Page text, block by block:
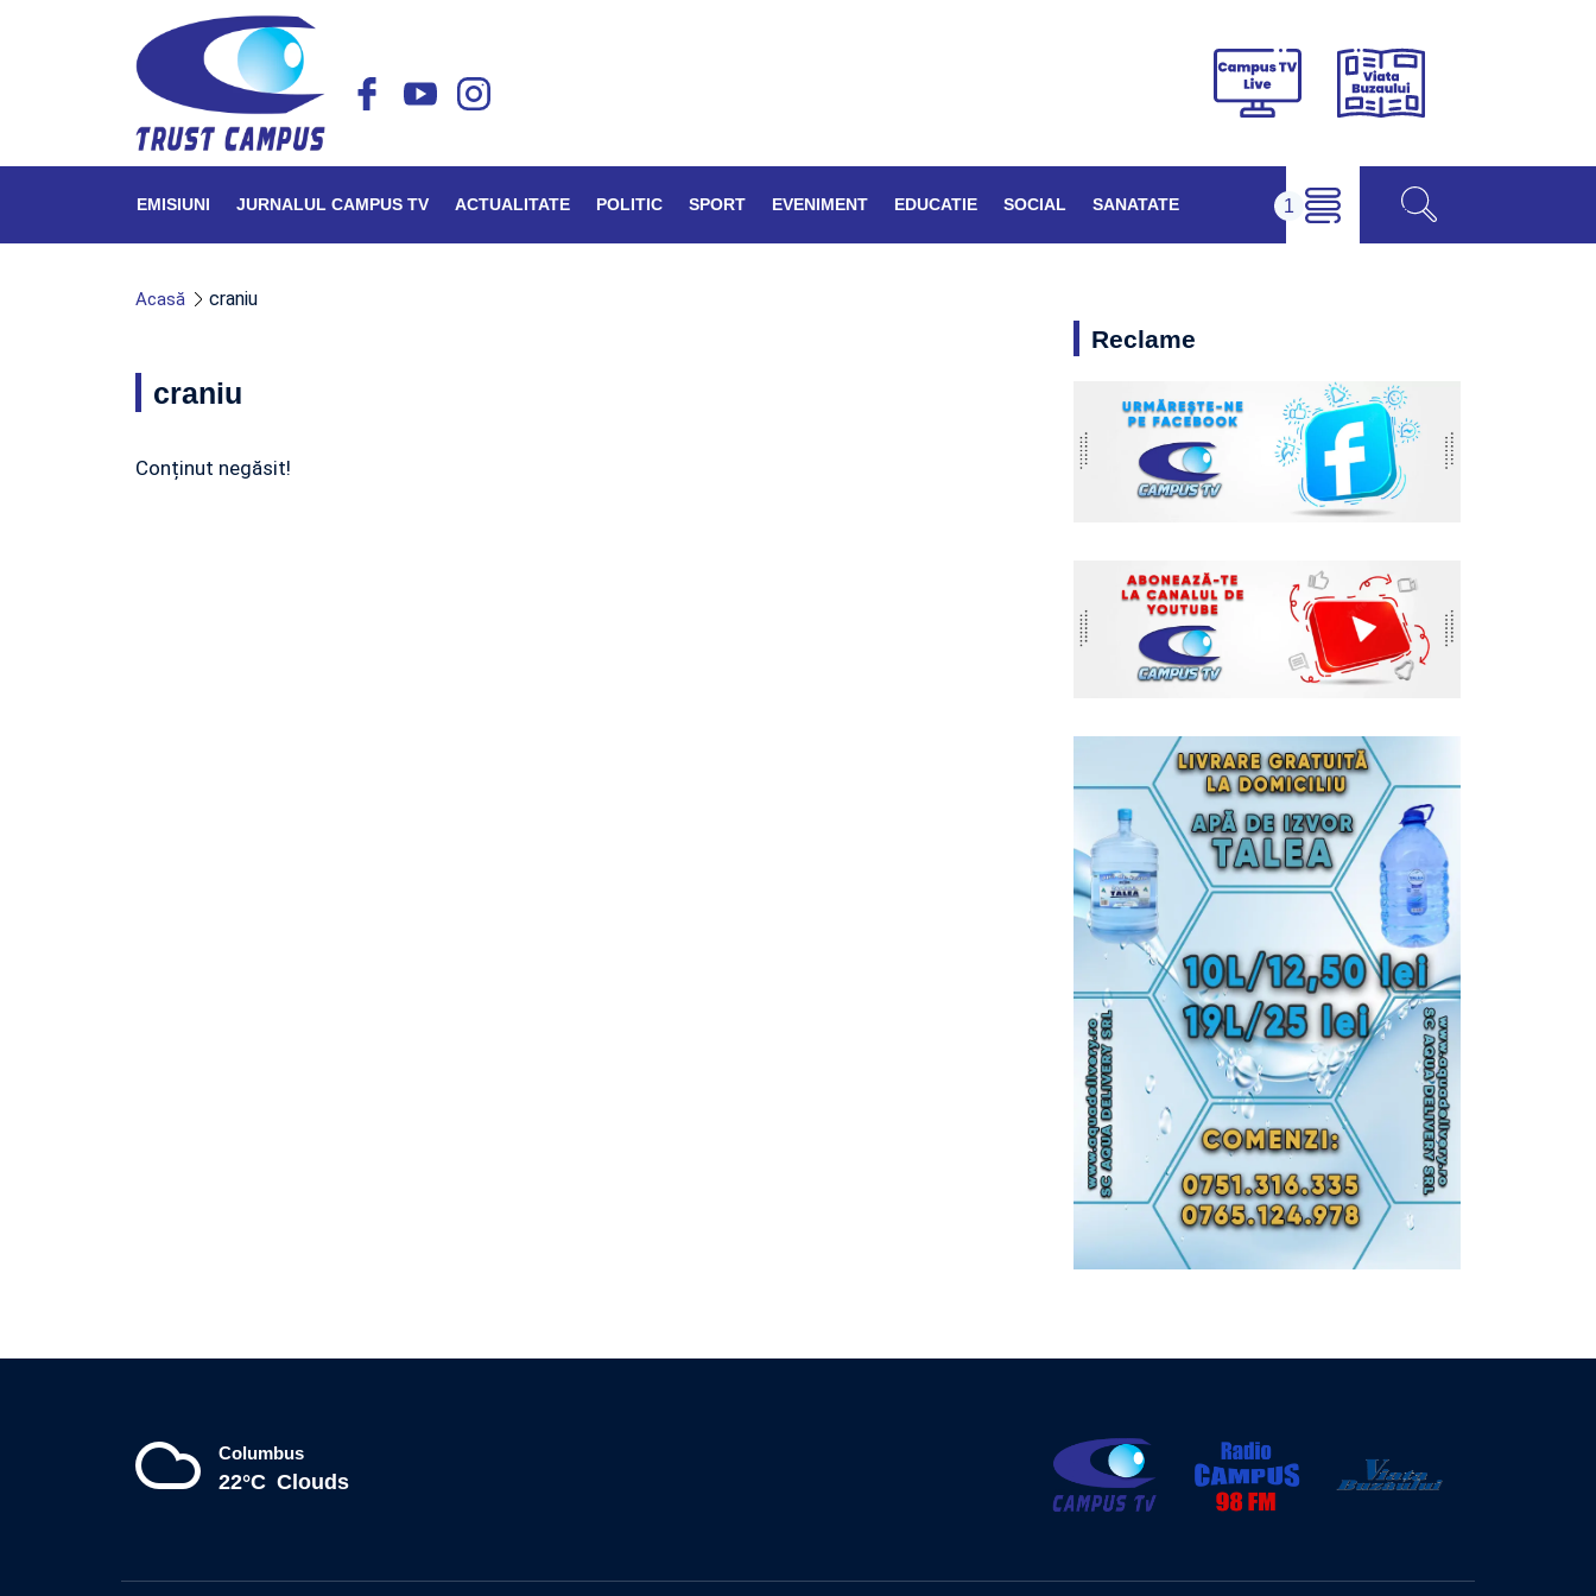
Campus
Viața
EMISIUNI JURNALUL CAMPUS TV ACTUALITATE POLITIC SPORT EVENIMENT EDUCATIE SOCIAL SANATATE
Acasă craniu
craniu
Conținut negăsit!
Reclame
Columbus
22°C Clouds